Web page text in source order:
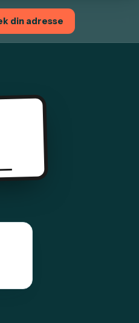
din adresse